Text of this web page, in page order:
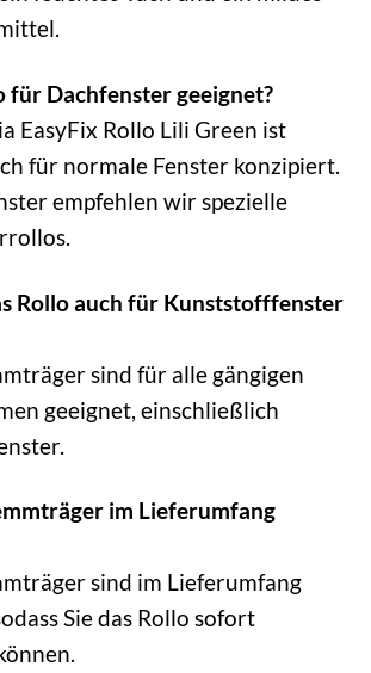
für Dachfenster geeignet?
EasyFix Rollo Lili Green ist
für normale Fenster konzipiert.
empfehlen wir spezielle
Rollo auch für Kunststofffenster
sind für alle gängigen
geeignet, einschließlich
im Lieferumfang
sind im Lieferumfang
Sie das Rollo sofort